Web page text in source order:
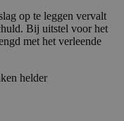
op te leggen vervalt
Bij uitstel voor het
met het verleende
helder